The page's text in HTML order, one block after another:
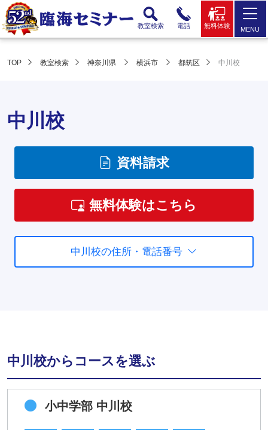
教室検索 電話 無料体験 MENU
TOP 教室検索 神奈川県 横浜市 都筑区 中川校
中川校
資料請求
無料体験はこちら
中川校の住所・電話番号
中川校からコースを選ぶ
小中学部 中川校